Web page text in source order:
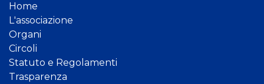
Home
L'associazione
Organi
Circoli
Statuto e Regolamenti
Trasparenza